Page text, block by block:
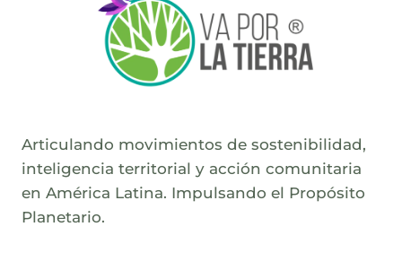
Articulando movimientos de sostenibilidad,
inteligencia territorial y acción comunitaria
en América Latina. Impulsando el Propósito
Planetario.